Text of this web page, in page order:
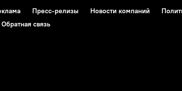
Пресс-релизы Новости компаний
Обратная связь